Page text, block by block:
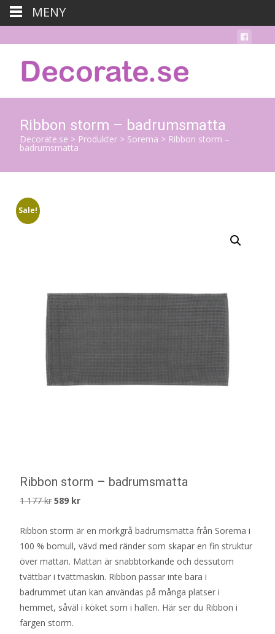
Ribbon storm – badrumsmatta
Decorate.se > Produkter > Sorema > Ribbon storm –
badrumsmatta
Sale!
Ribbon storm – badrumsmatta
1 177kr Det
priset
var:
1
177 kr.
589 krDet
priset
är:
589 kr.
Ribbon storm är en mörkgrå badrumsmatta från Sorema i
100 % bomull, vävd med ränder som skapar en fin struktur
över mattan. Mattan är snabbtorkande och dessutom
tvättbar i tvättmaskin. Ribbon passar inte bara i
badrummet utan kan användas på många platser i
hemmet, såväl i köket som i hallen. Här ser du Ribbon i
färgen storm.
MENY